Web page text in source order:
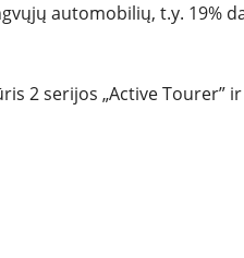
automobilių, t.y. 19%
2 serijos „Active Tourer”